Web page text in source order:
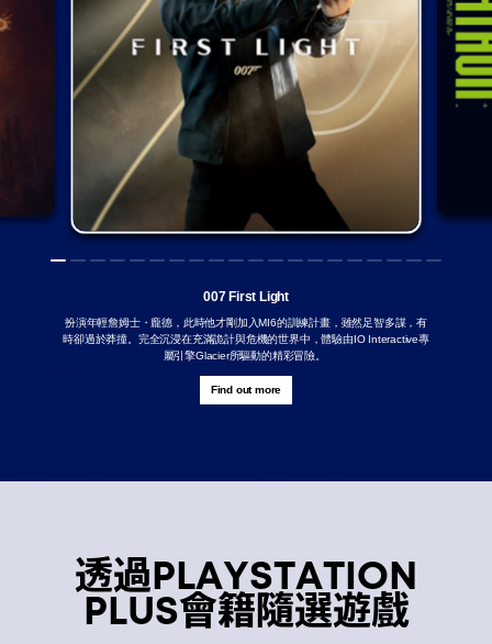
007 First Light
扮演年輕詹姆士・龐德，此時他才剛加入MI6的訓練計畫，雖然足智多謀，有
時卻過於莽撞。完全沉浸在充滿詭計與危機的世界中，體驗由IO Interactive專
屬引擎Glacier所驅動的精彩冒險。
Find out more
透過PLAYSTATION
PLUS會籍隨選遊戲